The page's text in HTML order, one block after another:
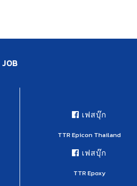
JOB
เฟสบุ๊ก
TTR Epicon Thailand
เฟสบุ๊ก
TTR Epoxy